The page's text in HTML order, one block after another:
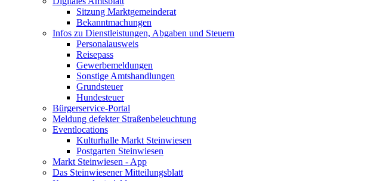
Sitzung Marktgemeinderat
Bekanntmachungen
Infos zu Dienstleistungen, Abgaben und Steuern
Personalausweis
Reisepass
Gewerbemeldungen
Sonstige Amtshandlungen
Grundsteuer
Hundesteuer
Bürgerservice-Portal
Meldung defekter Straßenbeleuchtung
Eventlocations
Kulturhalle Markt Steinwiesen
Postgarten Steinwiesen
Markt Steinwiesen - App
Das Steinwiesener Mitteilungsblatt